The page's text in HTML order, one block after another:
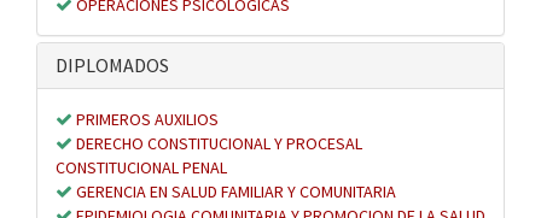
OPERACIONES PSICOLÓGICAS
DIPLOMADOS
PRIMEROS AUXILIOS
DERECHO CONSTITUCIONAL Y PROCESAL
CONSTITUCIONAL PENAL
GERENCIA EN SALUD FAMILIAR Y COMUNITARIA